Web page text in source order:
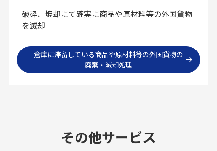
破砕、焼却にて確実に商品や原材料等の外国貨物
を滅却
倉庫に滞留している商品や原材料等の外国貨物の
廃棄・滅却処理
その他サービス